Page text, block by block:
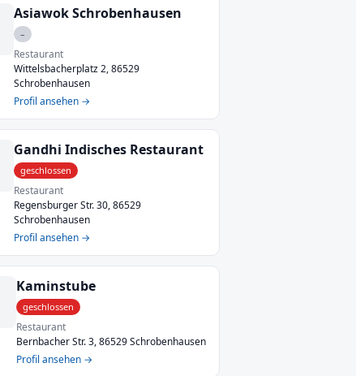
Asiawok Schrobenhausen
–
Restaurant
Wittelsbacherplatz 2, 86529
Schrobenhausen
Profil ansehen →
Gandhi Indisches Restaurant
geschlossen
Restaurant
Regensburger Str. 30, 86529
Schrobenhausen
Profil ansehen →
Kaminstube
geschlossen
Restaurant
Bernbacher Str. 3, 86529 Schrobenhausen
Profil ansehen →